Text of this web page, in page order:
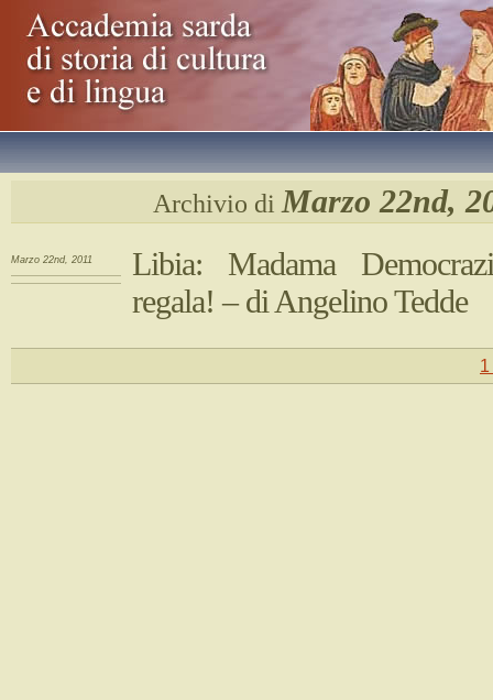
Archivio di Marzo 22nd,
Marzo 22nd, 2011
Libia: Madama
regala! – di Angelino Tedde